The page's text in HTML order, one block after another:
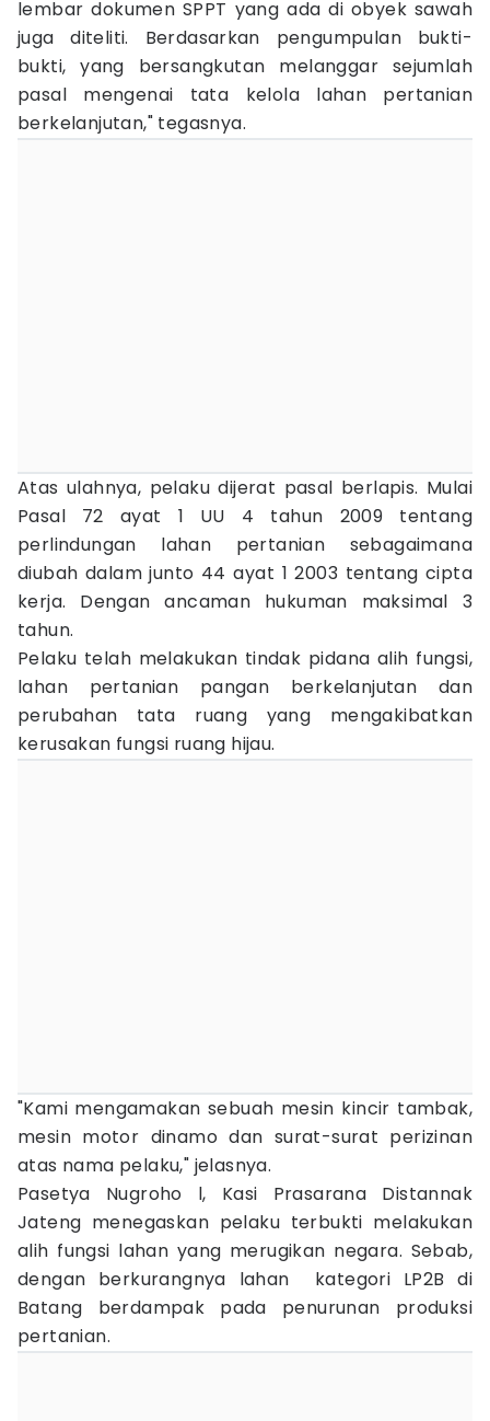
lembar dokumen SPPT yang ada di obyek sawah
juga diteliti. Berdasarkan pengumpulan bukti-
bukti, yang bersangkutan melanggar sejumlah
pasal mengenai tata kelola lahan pertanian
berkelanjutan," tegasnya.
Atas ulahnya, pelaku dijerat pasal berlapis. Mulai
Pasal 72 ayat 1 UU 4 tahun 2009 tentang
perlindungan lahan pertanian sebagaimana
diubah dalam junto 44 ayat 1 2003 tentang cipta
kerja. Dengan ancaman hukuman maksimal 3
tahun.
Pelaku telah melakukan tindak pidana alih fungsi,
lahan pertanian pangan berkelanjutan dan
perubahan tata ruang yang mengakibatkan
kerusakan fungsi ruang hijau.
"Kami mengamakan sebuah mesin kincir tambak,
mesin motor dinamo dan surat-surat perizinan
atas nama pelaku," jelasnya.
Pasetya Nugroho l, Kasi Prasarana Distannak
Jateng menegaskan pelaku terbukti melakukan
alih fungsi lahan yang merugikan negara. Sebab,
dengan berkurangnya lahan kategori LP2B di
Batang berdampak pada penurunan produksi
pertanian.